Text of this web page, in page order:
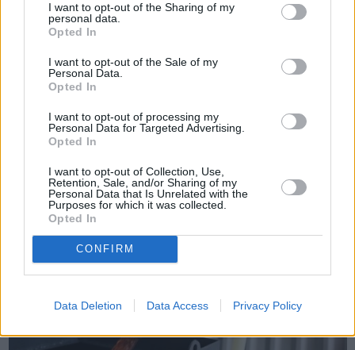
I want to opt-out of the Sharing of my
personal data.
Opted In
I want to opt-out of the Sale of my
Personal Data.
Opted In
I want to opt-out of processing my
Personal Data for Targeted Advertising.
Opted In
I want to opt-out of Collection, Use,
Retention, Sale, and/or Sharing of my
Personal Data that Is Unrelated with the
Purposes for which it was collected.
Opted In
CONFIRM
Data Deletion Data Access Privacy Policy
Διανομή πετρελαίου θέρμανσης στα σχολεία της Χίου εν
μέσω διαφωνιών (ΒΙΝΤΕΟ)